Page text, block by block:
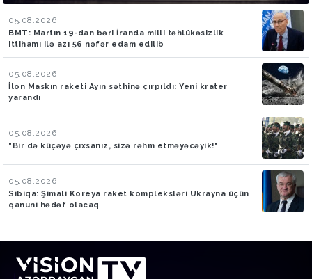
05.08.2026
BMT: Martın 19-dan bəri İranda milli təhlükəsizlik
ittihamı ilə azı 56 nəfər edam edilib
05.08.2026
İlon Maskın raketi Ayın səthinə çırpıldı: Yeni krater
yarandı
05.08.2026
"Bir də küçəyə çıxsanız, sizə rəhm etməyəcəyik!"
05.08.2026
Sibiqa: Şimali Koreya raket kompleksləri Ukrayna üçün
qanuni hədəf olacaq